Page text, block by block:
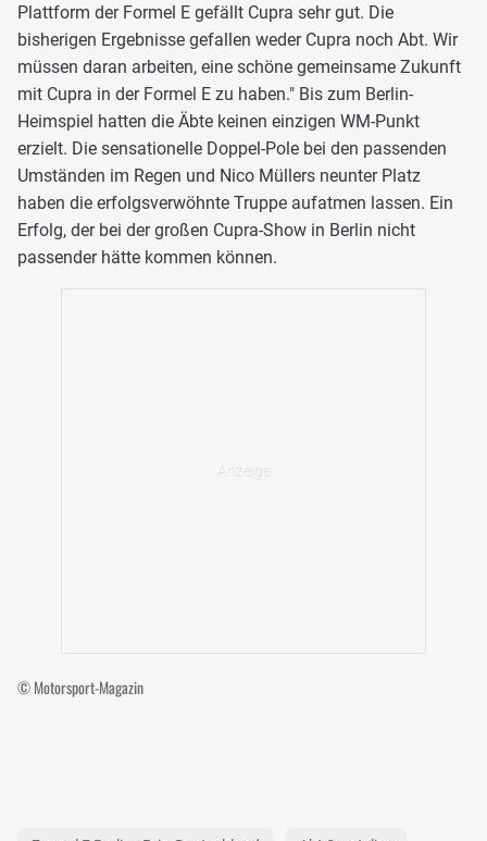
Plattform der Formel E gefällt Cupra sehr gut. Die
bisherigen Ergebnisse gefallen weder Cupra noch Abt. Wir
müssen daran arbeiten, eine schöne gemeinsame Zukunft
mit Cupra in der Formel E zu haben." Bis zum Berlin-
Heimspiel hatten die Äbte keinen einzigen WM-Punkt
erzielt. Die sensationelle Doppel-Pole bei den passenden
Umständen im Regen und Nico Müllers neunter Platz
haben die erfolgsverwöhnte Truppe aufatmen lassen. Ein
Erfolg, der bei der großen Cupra-Show in Berlin nicht
passender hätte kommen können.
© Motorsport-Magazin